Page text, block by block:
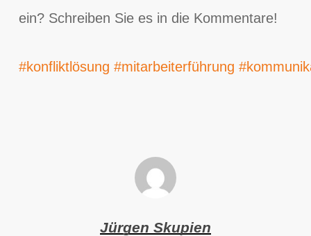
ein? Schreiben Sie es in die Kommentare!
#konfliktlösung #mitarbeiterführung
Jürgen Skupien